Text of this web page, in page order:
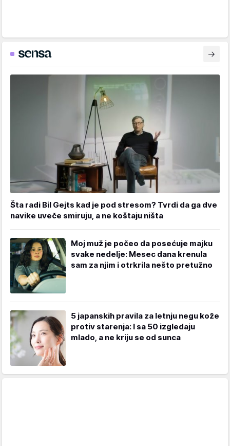
Šta radi Bil Gejts kad je pod stresom? Tvrdi da ga dve
navike uveče smiruju, a ne koštaju ništa
Moj muž je počeo da posećuje majku
svake nedelje: Mesec dana krenula
sam za njim i otrkrila nešto pretužno
5 japanskih pravila za letnju negu kože
protiv starenja: I sa 50 izgledaju
mlado, a ne kriju se od sunca